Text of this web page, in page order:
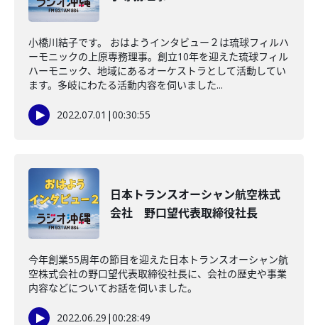
小橋川結子です。 おはようインタビュー２は琉球フィルハ
ーモニックの上原専務理事。創立10年を迎えた琉球フィル
ハーモニック、地域にあるオーケストラとして活動してい
ます。多岐にわたる活動内容を伺いました...
2022.07.01 |00:30:55
日本トランスオーシャン航空株式
会社 野口望代表取締役社長
今年創業55周年の節目を迎えた日本トランスオーシャン航
空株式会社の野口望代表取締役社長に、会社の歴史や事業
内容などについてお話を伺いました。
2022.06.29 |00:28:49